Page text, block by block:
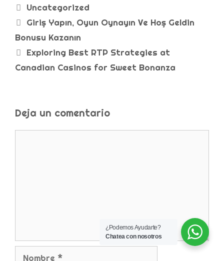
Uncategorized
Giriş Yapın, Oyun Oynayın Ve Hoş Geldin
Bonusu Kazanın
Exploring Best RTP Strategies at
Canadian Casinos for Sweet Bonanza
Deja un comentario
¿Podemos Ayudarte?
Chatea con nosotros